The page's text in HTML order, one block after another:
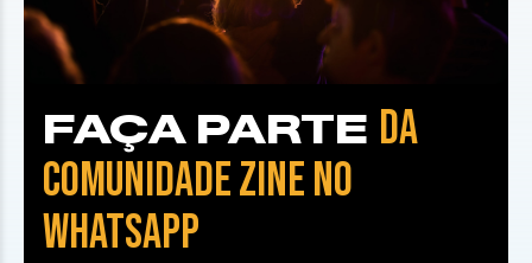
FAÇA PARTE DA
COMUNIDADE ZINE NO
WHATSAPP